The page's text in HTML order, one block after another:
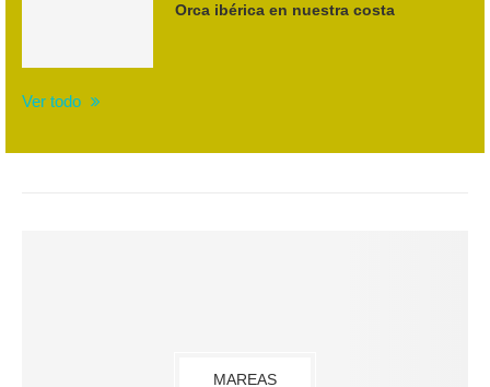
Orca ibérica en nuestra costa
Ver todo
MAREAS